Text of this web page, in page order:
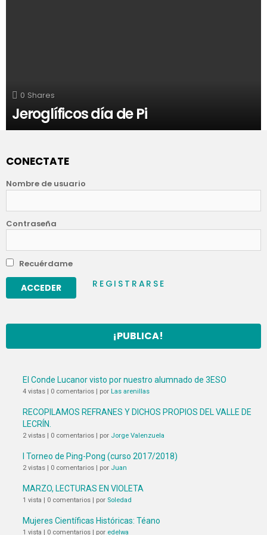
0 Shares
Jeroglíficos día de Pi
CONECTATE
Nombre de usuario
Contraseña
Recuérdame
REGISTRARSE
¡PUBLICA!
El Conde Lucanor visto por nuestro alumnado de 3ESO
4 vistas 0 comentarios por Las arenillas
RECOPILAMOS REFRANES Y DICHOS PROPIOS DEL VALLE DE
LECRÍN.
2 vistas 0 comentarios por Jorge Valenzuela
I Torneo de Ping-Pong (curso 2017/2018)
2 vistas 0 comentarios por Juan
MARZO, LECTURAS EN VIOLETA
1 vista 0 comentarios por Soledad
Mujeres Científicas Históricas: Téano
1 vista 0 comentarios por edelwa